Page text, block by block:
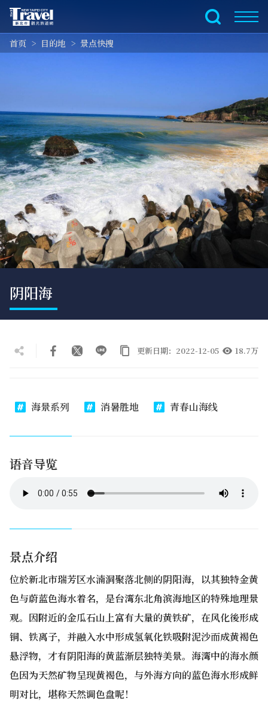
主
要
全文搜索
首页 目的地 景点快搜
阴阳海
更新日期：2022-12-05 18.7万
海景系列 消暑胜地 青春山海线
语音导览
景点介绍
位於新北市瑞芳区水湳洞聚落北侧的阴阳海，以其独特金黄
色与蔚蓝色海水着名，是台湾东北角滨海地区的特殊地理景
观。因附近的金瓜石山上富有大量的黄铁矿，在风化後形成
铜、铁离子，并融入水中形成氢氧化铁吸附泥沙而成黄褐色
悬浮物，才有阴阳海的黄蓝渐层独特美景。海湾中的海水颜
色因为天然矿物呈现黄褐色，与外海方向的蓝色海水形成鲜
明对比，堪称天然调色盘呢！